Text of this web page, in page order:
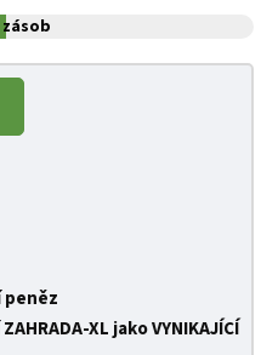
peněz
XL jako VYNIKAJÍCÍ